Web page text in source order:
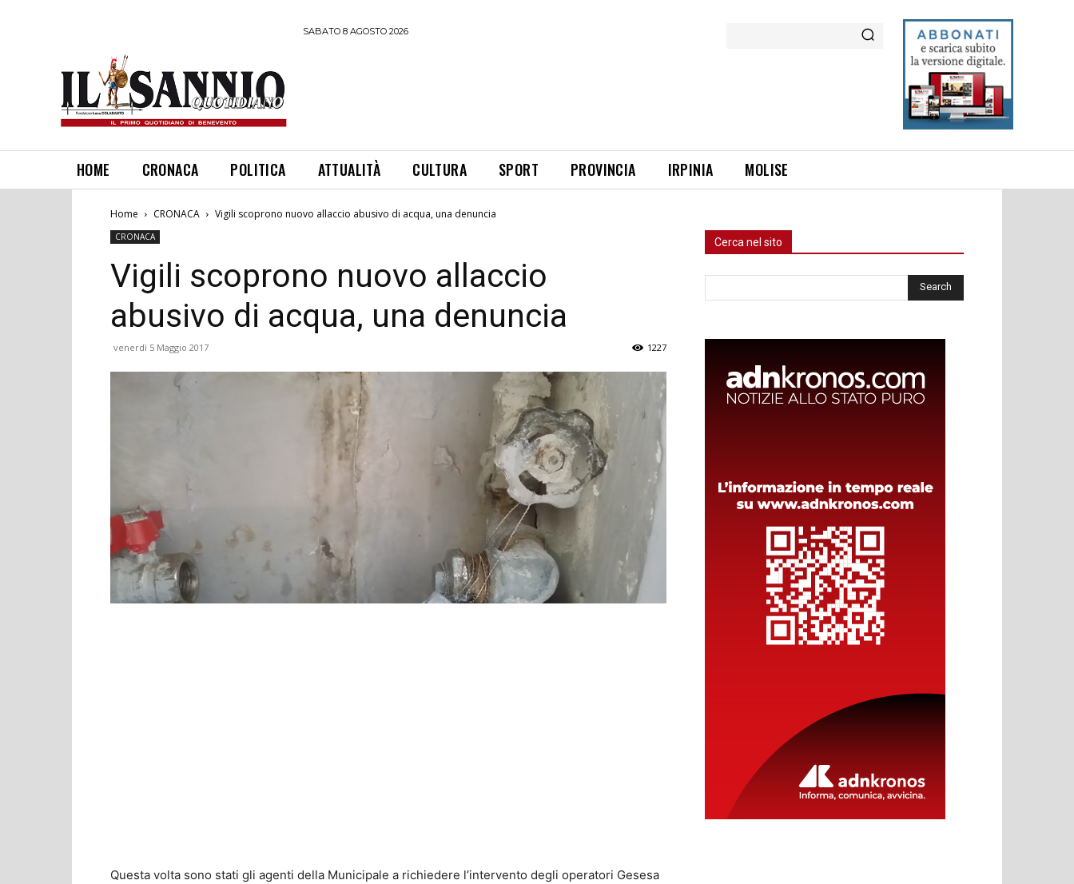
SABATO 8 AGOSTO 2026
HOME CRONACA POLITICA ATTUALITÀ CULTURA SPORT PROVINCIA IRPINIA MOLISE
Home CRONACA Vigili scoprono nuovo allaccio abusivo di acqua, una denuncia
CRONACA
Vigili scoprono nuovo allaccio
abusivo di acqua, una denuncia
venerdì 5 Maggio 2017 1227
Questa volta sono stati gli agenti della Municipale a richiedere l’intervento degli operatori Gesesa
Cerca nel sito